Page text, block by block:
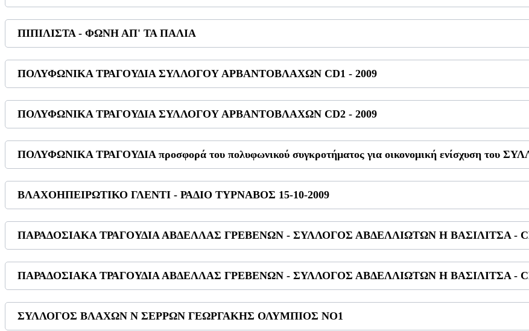
ΠΙΠΙΛΙΣΤΑ - ΦΩΝΗ ΑΠ' ΤΑ ΠΑΛΙΑ
ΠΟΛΥΦΩΝΙΚΑ ΤΡΑΓΟΥΔΙΑ ΣΥΛΛΟΓΟΥ ΑΡΒΑΝΤΟΒΛΑΧΩΝ CD1 - 2009
ΠΟΛΥΦΩΝΙΚΑ ΤΡΑΓΟΥΔΙΑ ΣΥΛΛΟΓΟΥ ΑΡΒΑΝΤΟΒΛΑΧΩΝ CD2 - 2009
ΠΟΛΥΦΩΝΙΚΑ ΤΡΑΓΟΥΔΙΑ προσφορά του πολυφωνικού συγκροτήματος για οικονομική ενίσχυση
ΒΛΑΧΟΗΠΕΙΡΩΤΙΚΟ ΓΛΕΝΤΙ - ΡΑΔΙΟ ΤΥΡΝΑΒΟΣ 15-10-2009
ΠΑΡΑΔΟΣΙΑΚΑ ΤΡΑΓΟΥΔΙΑ ΑΒΔΕΛΛΑΣ ΓΡΕΒΕΝΩΝ - ΣΥΛΛΟΓΟΣ ΑΒΔΕΛΛΙΩΤΩΝ Η ΒΑΣΙΛΙΤΣΑ -
ΠΑΡΑΔΟΣΙΑΚΑ ΤΡΑΓΟΥΔΙΑ ΑΒΔΕΛΛΑΣ ΓΡΕΒΕΝΩΝ - ΣΥΛΛΟΓΟΣ ΑΒΔΕΛΛΙΩΤΩΝ Η ΒΑΣΙΛΙΤΣΑ -
ΣΥΛΛΟΓΟΣ ΒΛΑΧΩΝ Ν ΣΕΡΡΩΝ ΓΕΩΡΓΑΚΗΣ ΟΛΥΜΠΙΟΣ ΝΟ1